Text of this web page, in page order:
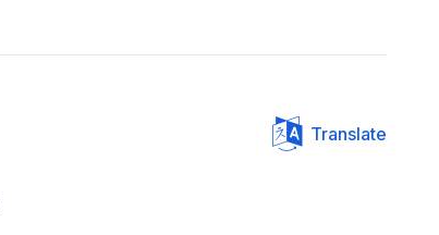
Translate